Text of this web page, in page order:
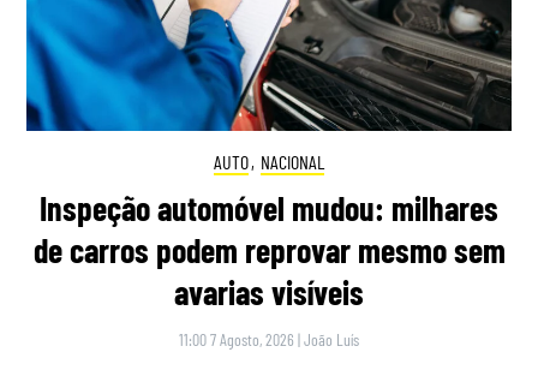
AUTO, NACIONAL
Inspeção automóvel mudou: milhares
de carros podem reprovar mesmo sem
avarias visíveis
11:00 7 Agosto, 2026 |João Luís